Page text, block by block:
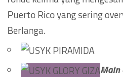
Puerto Rico yang sering
Berlanga.
Main